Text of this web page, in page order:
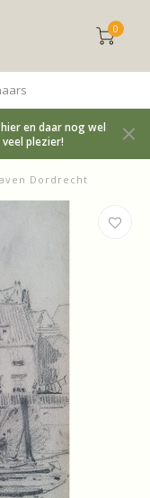
0
en daar nog wel
plezier!
Dordrecht